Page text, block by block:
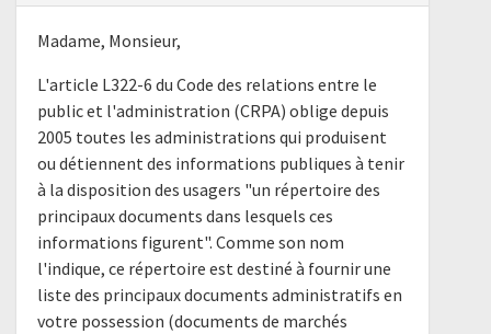
Madame, Monsieur,
L'article L322-6 du Code des relations entre le
public et l'administration (CRPA) oblige depuis
2005 toutes les administrations qui produisent
ou détiennent des informations publiques à tenir
à la disposition des usagers "un répertoire des
principaux documents dans lesquels ces
informations figurent". Comme son nom
l'indique, ce répertoire est destiné à fournir une
liste des principaux documents administratifs en
votre possession (documents de marchés